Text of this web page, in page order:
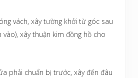
tường khởi từ góc sau
xây thuận kim đồng hồ cho
bị trước, xây đến đâu